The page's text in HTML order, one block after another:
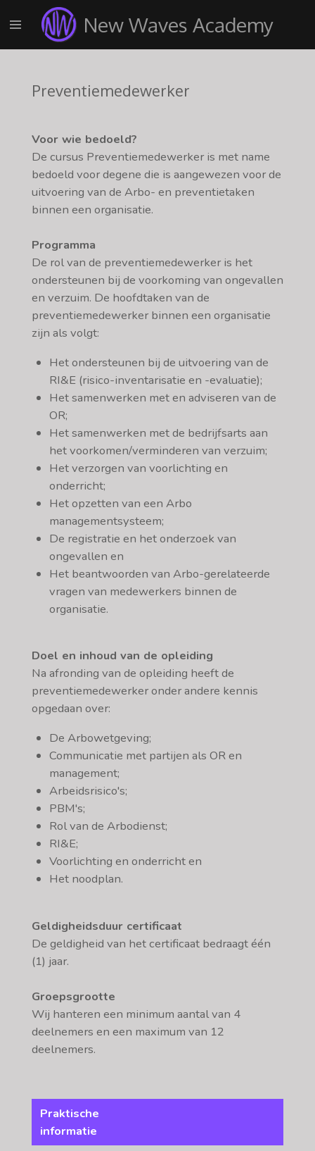
direct
naar
hoofdinhoud
New Waves Academy
Preventiemedewerker
Voor wie bedoeld?
De cursus Preventiemedewerker is met name
bedoeld voor degene die is aangewezen voor de
uitvoering van de Arbo- en preventietaken
binnen een organisatie.
Programma
De rol van de preventiemedewerker is het
ondersteunen bij de voorkoming van ongevallen
en verzuim. De hoofdtaken van de
preventiemedewerker binnen een organisatie
zijn als volgt:
Het ondersteunen bij de uitvoering van de
RI&E (risico-inventarisatie en -evaluatie);
Het samenwerken met en adviseren van de
OR;
Het samenwerken met de bedrijfsarts aan
het voorkomen/verminderen van verzuim;
Het verzorgen van voorlichting en
onderricht;
Het opzetten van een Arbo
managementsysteem;
De registratie en het onderzoek van
ongevallen en
Het beantwoorden van Arbo-gerelateerde
vragen van medewerkers binnen de
organisatie.
Doel en inhoud van de opleiding
Na afronding van de opleiding heeft de
preventiemedewerker onder andere kennis
opgedaan over:
De Arbowetgeving;
Communicatie met partijen als OR en
management;
Arbeidsrisico's;
PBM's;
Rol van de Arbodienst;
RI&E;
Voorlichting en onderricht en
Het noodplan.
Geldigheidsduur certificaat
De geldigheid van het certificaat bedraagt één
(1) jaar.
Groepsgrootte
Wij hanteren een minimum aantal van 4
deelnemers en een maximum van 12
deelnemers.
Praktische
informatie